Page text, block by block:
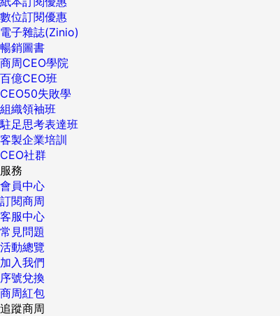
數位訂閱優惠
電子雜誌(Zinio)
暢銷圖書
商周CEO學院
百億CEO班
CEO50失敗學
組織領袖班
駐足思考表達班
客製企業培訓
CEO社群
服務
會員中心
訂閱商周
客服中心
常見問題
活動總覽
加入我們
序號兌換
商周紅包
追蹤商周